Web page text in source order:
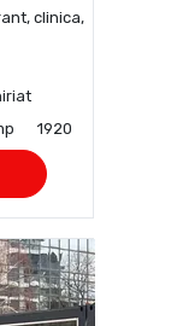
clinica,
1920